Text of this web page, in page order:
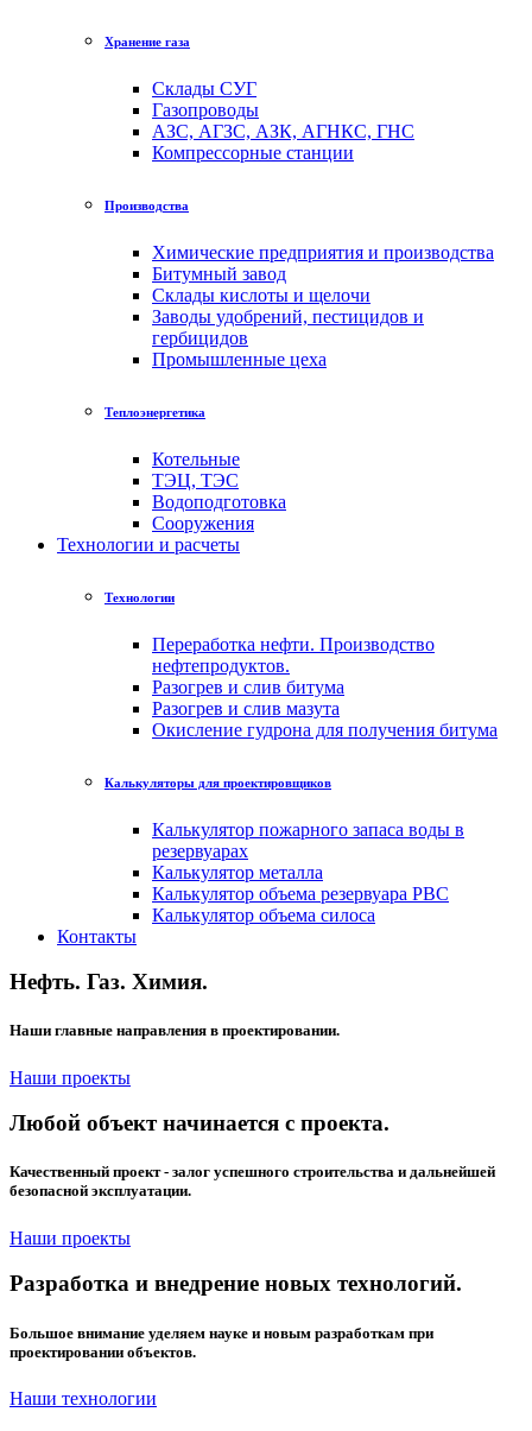
Хранение газа
Склады СУГ
Газопроводы
АЗС, АГЗС, АЗК, АГНКС, ГНС
Компрессорные станции
Производства
Химические предприятия и производства
Битумный завод
Cклады кислоты и щелочи
Заводы удобрений, пестицидов и
гербицидов
Промышленные цеха
Теплоэнергетика
Котельные
ТЭЦ, ТЭС
Водоподготовка
Сооружения
Технологии и расчеты
Технологии
Переработка нефти. Производство
нефтепродуктов.
Разогрев и слив битума
Разогрев и слив мазута
Окисление гудрона для получения битума
Калькуляторы для проектировщиков
Калькулятор пожарного запаса воды в
резервуарах
Калькулятор металла
Калькулятор объема резервуара РВС
Калькулятор объема силоса
Контакты
Нефть. Газ. Химия.
Наши главные направления в проектировании.
Наши проекты
Любой объект начинается с проекта.
Качественный проект - залог успешного строительства и дальнейшей
безопасной эксплуатации.
Наши проекты
Разработка и внедрение новых технологий.
Большое внимание уделяем науке и новым разработкам при
проектировании объектов.
Наши технологии